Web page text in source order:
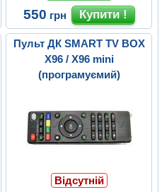
550 грн
Пульт ДК SMART TV BOX
X96 / X96 mini
(програмуємий)
Відсутній